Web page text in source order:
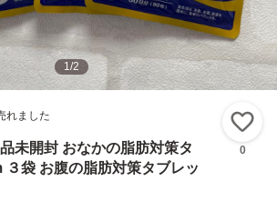
1/2
れました
未開封 おなかの脂肪対策タ
袋 お腹の脂肪対策タブレッ
0